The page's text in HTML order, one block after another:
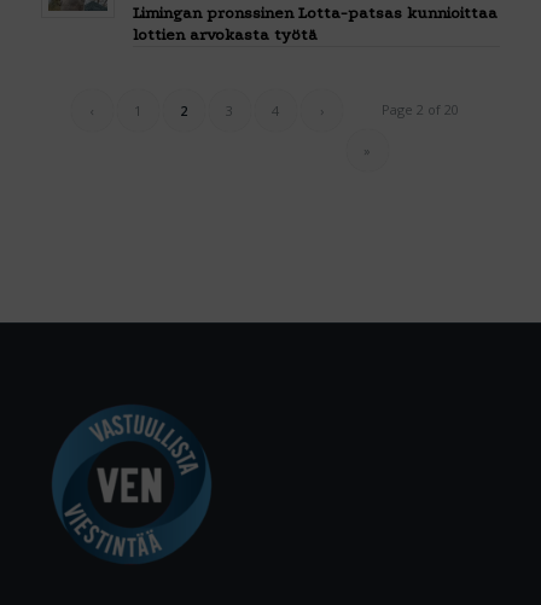
Limingan pronssinen Lotta-patsas kunnioittaa
lottien arvokasta työtä
Page 2 of 20
‹ 1 2 3 4 ›
»